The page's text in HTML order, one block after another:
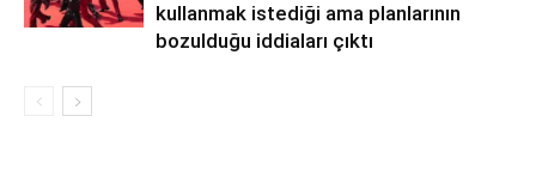
kullanmak istediği ama planlarının
bozulduğu iddiaları çıktı